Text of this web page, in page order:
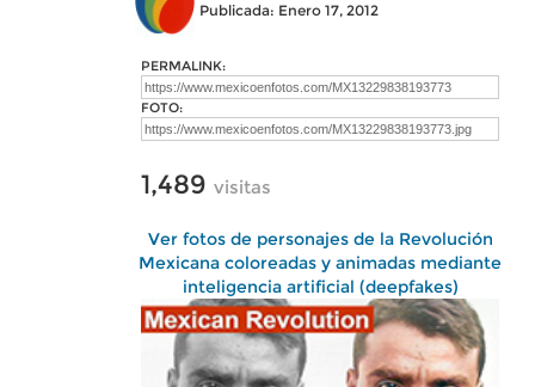
Publicada: Enero 17, 2012
PERMALINK:
FOTO:
1,489 visitas
Ver fotos de personajes de la Revolución
Mexicana coloreadas y animadas mediante
inteligencia artificial (deepfakes)